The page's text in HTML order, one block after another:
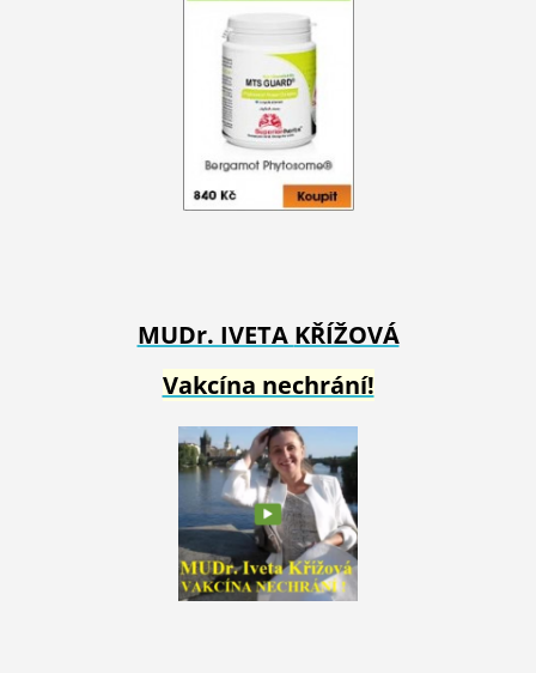
MUDr. IVETA KŘÍŽOVÁ
Vakcína nechrání!